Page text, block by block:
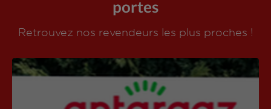
portes
Retrouvez nos revendeurs les plus proches !